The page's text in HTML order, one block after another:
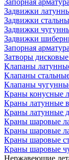
Запорная арматура
Задвижки
Задвижки
Задвижки
Задвижки
Запорная
Затворы
Клапаны
Клапаны
Клапаны
Краны конусные
Краны латунные
Краны латунные
Краны шаровые
Краны шаровые
Краны шаровые
Краны шаровые
Нержавеющие